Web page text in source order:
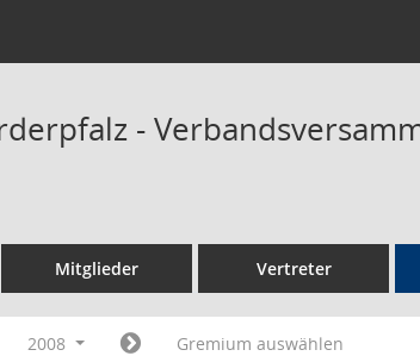
-
Mitglieder Vertreter
2008 Gremium auswählen